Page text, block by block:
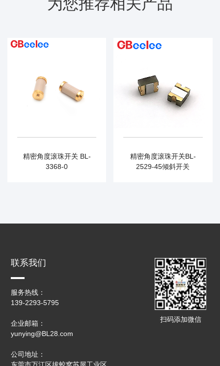
为您推荐相关产品
精密角度滚珠开关 BL-
3368-0
精密角度滚珠开关BL-
2529-45倾斜开关
联系我们
服务热线：
139-2293-5795
企业邮箱：
yunying@BL28.com
公司地址：
扫码添加微信